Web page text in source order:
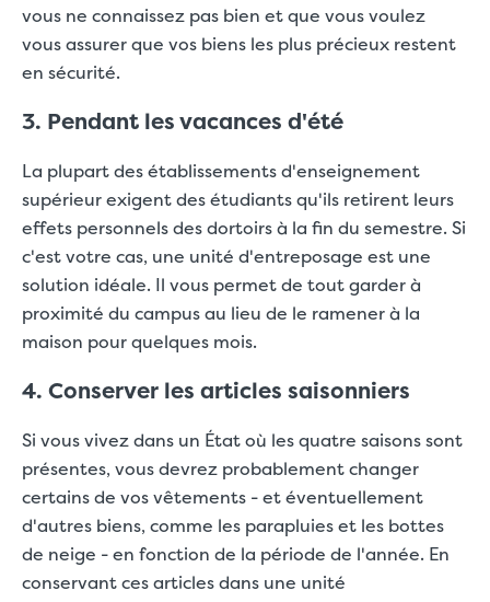
vous ne connaissez pas bien et que vous voulez
vous assurer que vos biens les plus précieux restent
en sécurité.
3. Pendant les vacances d'été
La plupart des établissements d'enseignement
supérieur exigent des étudiants qu'ils retirent leurs
effets personnels des dortoirs à la fin du semestre. Si
c'est votre cas, une unité d'entreposage est une
solution idéale. Il vous permet de tout garder à
proximité du campus au lieu de le ramener à la
maison pour quelques mois.
4. Conserver les articles saisonniers
Si vous vivez dans un État où les quatre saisons sont
présentes, vous devrez probablement changer
certains de vos vêtements - et éventuellement
d'autres biens, comme les parapluies et les bottes
de neige - en fonction de la période de l'année. En
conservant ces articles dans une unité